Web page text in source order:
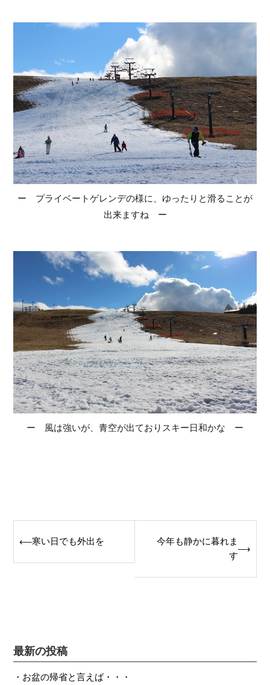
ー プライベートゲレンデの様に、ゆったりと滑ることが
出来ますね ー
ー 風は強いが、青空が出ておりスキー日和かな ー
Post
navigation
⟵寒い日でも外出を
今年も静かに暮れま
す
⟶
最新の投稿
お盆の帰省と言えば・・・